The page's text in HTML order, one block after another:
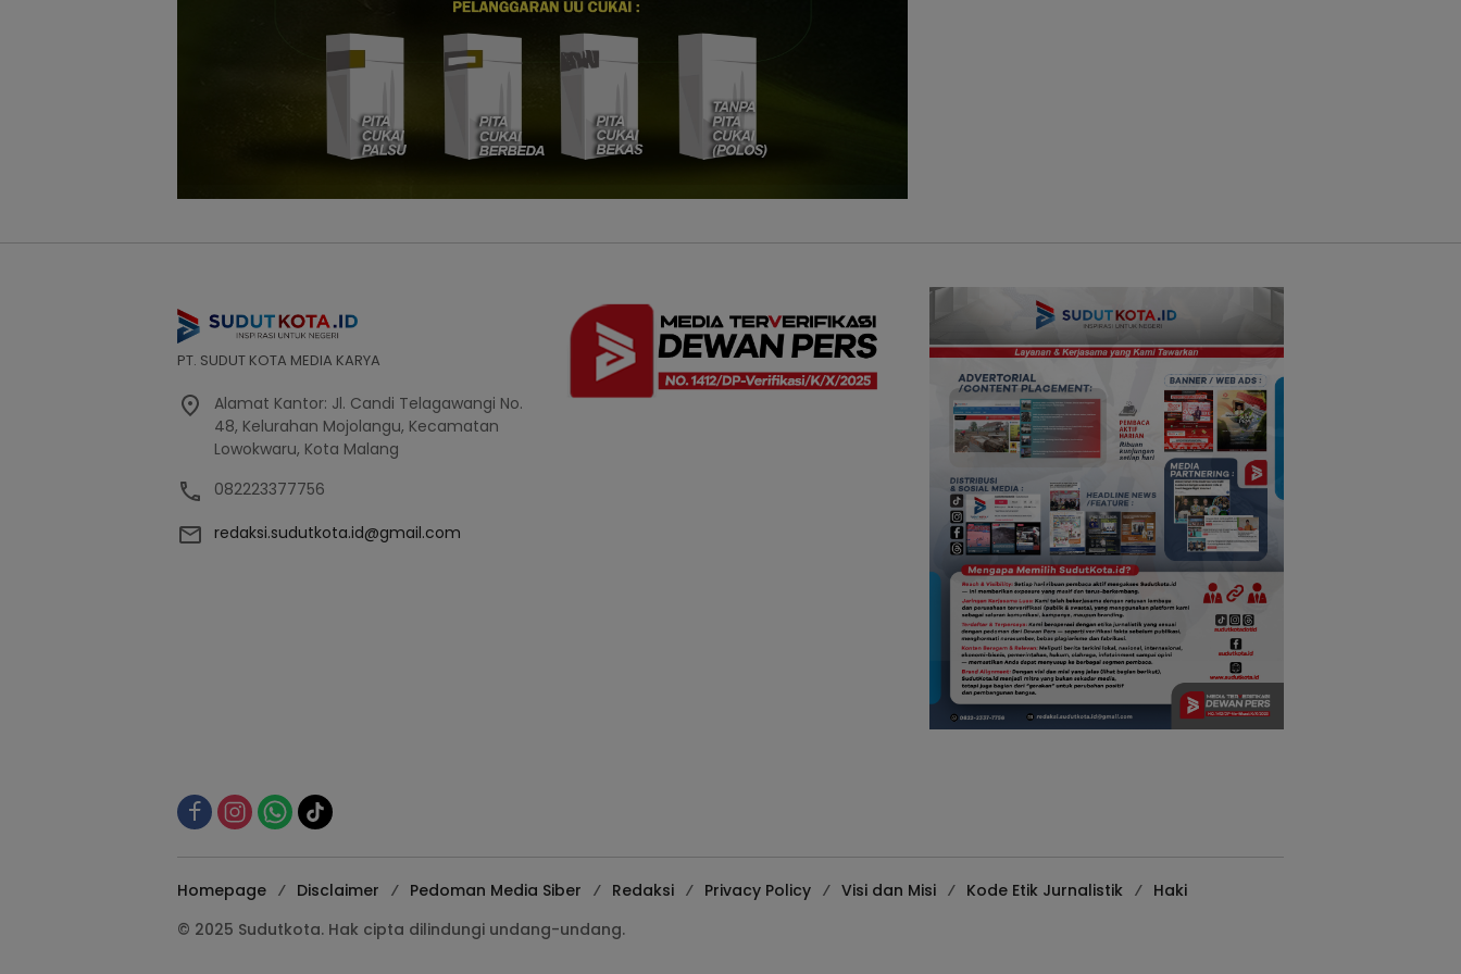
PT. SUDUT KOTA MEDIA KARYA
Alamat Kantor: Jl. Candi Telagawangi No.
48, Kelurahan Mojolangu, Kecamatan
Lowokwaru, Kota Malang
082223377756
redaksi.sudutkota.id@gmail.com
Homepage Disclaimer Pedoman Media Siber Redaksi Privacy Policy Visi dan Misi Kode Etik Jurnalistik
Haki
© 2025 Sudutkota. Hak cipta dilindungi undang-undang.